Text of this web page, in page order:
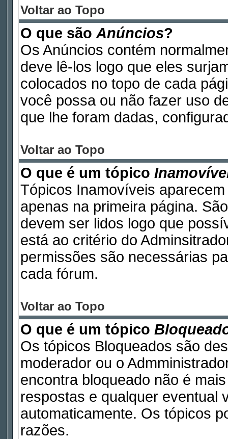
Voltar ao Topo
O que são Anúncios?
Os Anúncios contém
deve lê-los logo que eles
colocados no topo de cada
você possa ou não fazer uso
que lhe foram dadas,
Voltar ao Topo
O que é um tópico
Tópicos Inamovíveis
apenas na primeira página.
devem ser lidos logo que
está ao critério do
permissões são necessárias
cada fórum.
Voltar ao Topo
O que é um tópico
Os tópicos Bloqueados são
moderador ou o
encontra bloqueado não é
respostas e qualquer eventual
automaticamente. Os tópicos
razões.